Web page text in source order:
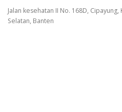
Jalan kesehatan II No. 168D,
Selatan, Banten